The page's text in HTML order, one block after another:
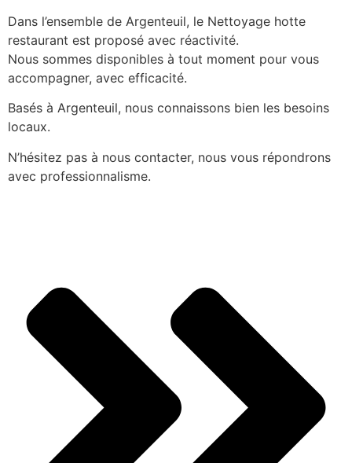
Dans l’ensemble de Argenteuil, le Nettoyage hotte
restaurant est proposé avec réactivité.
Nous sommes disponibles à tout moment pour vous
accompagner, avec efficacité.
Basés à Argenteuil, nous connaissons bien les besoins
locaux.
N’hésitez pas à nous contacter, nous vous répondrons
avec professionnalisme.